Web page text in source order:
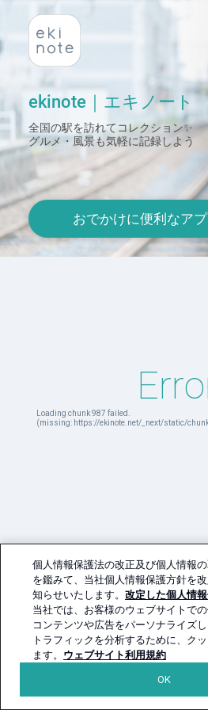
ekinote｜エキノート
全国の駅を訪れてコレクション✨
グルメ・風景も気軽に記録しよう
おでかけに便利なア
はじめて行く駅のことがわかる 行ってみたい街が見つ
Loading chunk 987 failed.
(missing: https://ekinote.net/_next/static/
個人情報保護法の改正及び個人情報
を鑑みて、当社個人情報保護方針を
知らせいたします。 改定した個人情
当社では、お客様のウェブサイトでの
コンテンツや広告をパーソナライズ
トラフィックを分析するために、ク
ます。 ウェブサイト利用規約
OK